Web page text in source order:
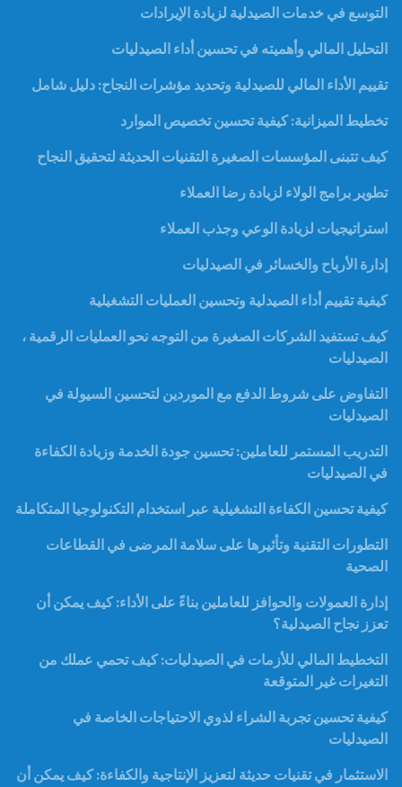
التوسع في خدمات الصيدلية لزيادة الإيرادات
التحليل المالي وأهميته في تحسين أداء الصيدليات
تقييم الأداء المالي للصيدلية وتحديد مؤشرات النجاح: دليل شامل
تخطيط الميزانية: كيفية تحسين تخصيص الموارد
كيف تتبنى المؤسسات الصغيرة التقنيات الحديثة لتحقيق النجاح
تطوير برامج الولاء لزيادة رضا العملاء
استراتيجيات لزيادة الوعي وجذب العملاء
إدارة الأرباح والخسائر في الصيدليات
كيفية تقييم أداء الصيدلية وتحسين العمليات التشغيلية
كيف تستفيد الشركات الصغيرة من التوجه نحو العمليات الرقمية ،
الصيدليات
التفاوض على شروط الدفع مع الموردين لتحسين السيولة في
الصيدليات
التدريب المستمر للعاملين: تحسين جودة الخدمة وزيادة الكفاءة
في الصيدليات
كيفية تحسين الكفاءة التشغيلية عبر استخدام التكنولوجيا المتكاملة
التطورات التقنية وتأثيرها على سلامة المرضى في القطاعات
الصحية
إدارة العمولات والحوافز للعاملين بناءً على الأداء: كيف يمكن أن
تعزز نجاح الصيدلية؟
التخطيط المالي للأزمات في الصيدليات: كيف تحمي عملك من
التغيرات غير المتوقعة
كيفية تحسين تجربة الشراء لذوي الاحتياجات الخاصة في
الصيدليات
الاستثمار في تقنيات حديثة لتعزيز الإنتاجية والكفاءة: كيف يمكن أن